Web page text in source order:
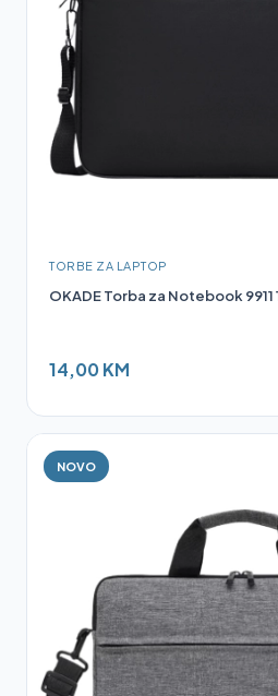
TORBE ZA LAPTOP
OKADE Torba za Notebook 9911
14,00 KM
NOVO